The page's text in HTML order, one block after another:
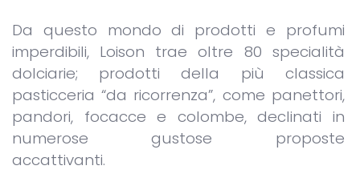
Da questo mondo di prodotti e profumi
imperdibili, Loison trae oltre 80 specialità
dolciarie; prodotti della più classica
pasticceria “da ricorrenza”, come panettori,
pandori, focacce e colombe, declinati in
numerose gustose proposte